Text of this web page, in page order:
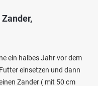
ein halbes Jahr vor dem
einsetzen und dann
Zander ( mit 50 cm